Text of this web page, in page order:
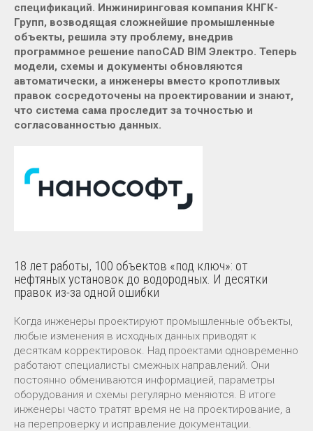
спецификаций. Инжиниринговая компания КНГК-
Групп, возводящая сложнейшие промышленные
объекты, решила эту проблему, внедрив
программное решение nanoCAD BIM Электро. Теперь
модели, схемы и документы обновляются
автоматически, а инженеры вместо кропотливых
правок сосредоточены на проектировании и знают,
что система сама проследит за точностью и
согласованностью данных.
18 лет работы, 100 объектов «под ключ»: от
нефтяных установок до водородных. И десятки
правок из-за одной ошибки
Когда инженеры проектируют промышленные объекты,
любые изменения в исходных данных приводят к
десяткам корректировок. Над проектами одновременно
работают специалисты смежных направлений. Они
постоянно обмениваются информацией, параметры
оборудования и схемы регулярно меняются. В итоге
инженеры часто тратят время не на проектирование, а
на перепроверку и исправление документации.